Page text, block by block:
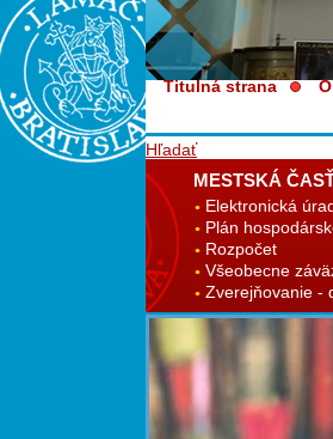
Hľadať
MESTSKÁ
Elektronická
Plán
Rozpočet
Všeobecne
Zverejňovanie -
Titulná strana